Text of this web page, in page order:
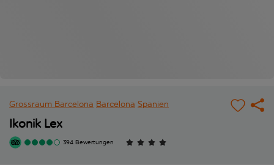
Grossraum Barcelona Barcelona Spanien
Ikonik Lex
394 Bewertungen